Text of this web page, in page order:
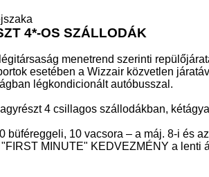
4*-OS SZÁLLODÁK
menetrend szerinti
esetében a Wizzair közvetlen
légkondicionált autóbusszal.
4 csillagos szállodákban,
büféreggeli, 10 vacsora – a máj. 8-i és
MINUTE" KEDVEZMÉNY a lenti